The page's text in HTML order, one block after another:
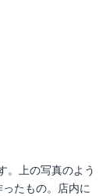
。上の写真のよう
たもの。店内に